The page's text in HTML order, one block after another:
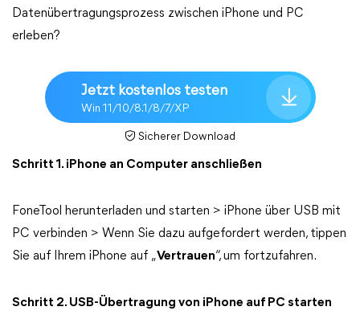
Datenübertragungsprozess zwischen iPhone und PC
erleben?
Jetzt kostenlos testen
Win 11/10/8.1/8/7/XP
Sicherer Download
Schritt 1. iPhone an Computer anschließen
FoneTool herunterladen und starten > iPhone über USB mit
PC verbinden > Wenn Sie dazu aufgefordert werden, tippen
Sie auf Ihrem iPhone auf „Vertrauen“, um fortzufahren.
Schritt 2. USB-Übertragung von iPhone auf PC starten